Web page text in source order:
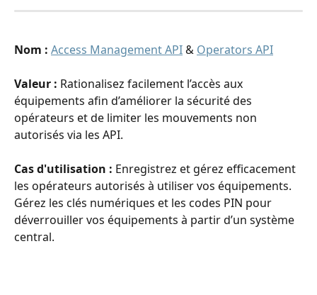
Nom : Access Management API & Operators API
Valeur : Rationalisez facilement l’accès aux
équipements afin d’améliorer la sécurité des
opérateurs et de limiter les mouvements non
autorisés via les API.
Cas d'utilisation : Enregistrez et gérez efficacement
les opérateurs autorisés à utiliser vos équipements.
Gérez les clés numériques et les codes PIN pour
déverrouiller vos équipements à partir d’un système
central.